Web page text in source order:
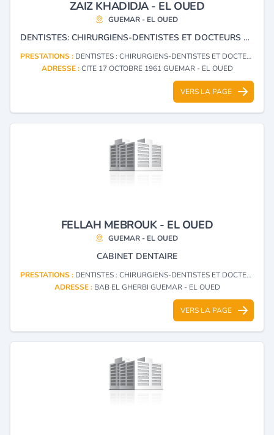
ZAIZ KHADIDJA - EL OUED
GUEMAR - EL OUED
DENTISTES: CHIRURGIENS-DENTISTES ET DOCTEURS EN CHIRURGIE DENTAIRE
PRESTATIONS : DENTISTES : CHIRURGIENS-DENTISTES ET DOCTEURS EN CHIRURGIE DENTAIRE
ADRESSE :CITE 17 OCTOBRE 1961 GUEMAR - EL OUED
VERS LA PAGE
FELLAH MEBROUK - EL OUED
GUEMAR - EL OUED
CABINET DENTAIRE
PRESTATIONS : DENTISTES : CHIRURGIENS-DENTISTES ET DOCTEURS EN CHIRURGIE DENTAIRE
ADRESSE : BAB EL GHERBI GUEMAR - EL OUED
VERS LA PAGE